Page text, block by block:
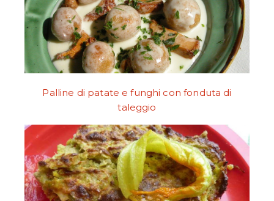
Palline di patate e funghi con fonduta di
taleggio